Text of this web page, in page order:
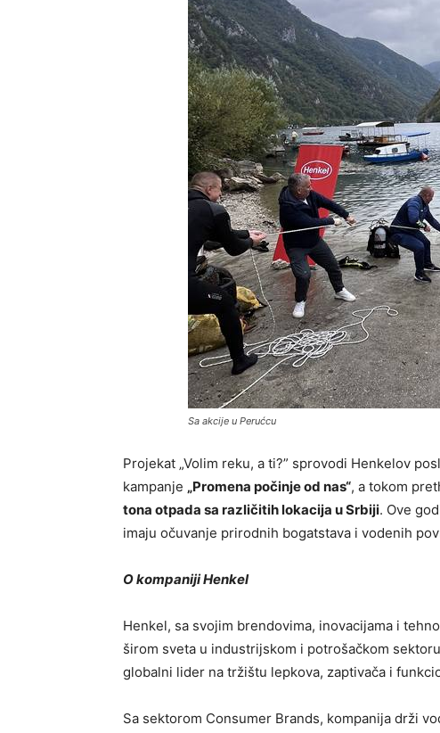
Sa akcije u Perućcu
Projekat „Volim reku, a ti?” sprovodi Henkelov
kampanje „Promena počinje od nas“, a tokom
tona otpada sa različitih lokacija u Srbiji. Ove
imaju očuvanje prirodnih bogatstava i vodenih
O kompaniji Henkel
Henkel, sa svojim brendovima, inovacijama i
širom sveta u industrijskom i potrošačkom
globalni lider na tržištu lepkova, zaptivača i
Sa sektorom Consumer Brands, kompanija drži